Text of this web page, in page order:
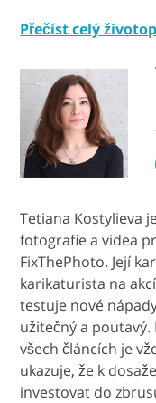
Přečíst celý
Tetiana Kostylieva
fotografie a videa
FixThePhoto. Její
karikaturista na
testuje nové
užitečný a
všech článcích je
ukazuje, že k
investovat do